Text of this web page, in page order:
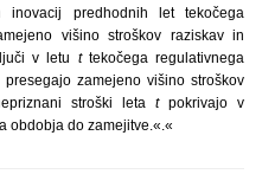
predhodnih let tekočega
višino stroškov raziskav in
v letu ttekočega regulativnega
zamejeno višino stroškov
stroški leta t pokrivajo v
obdobja do zamejitve.«.«